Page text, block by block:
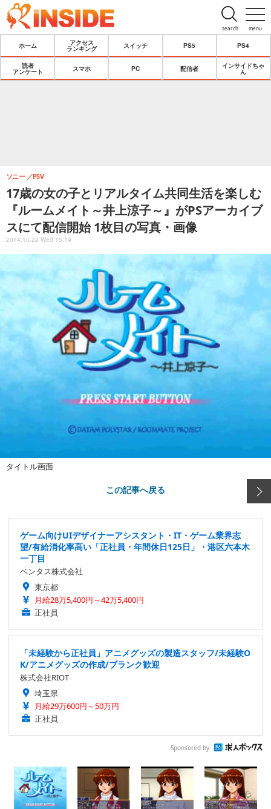
menu
search
ホーム
アクセス
ランキング
スイッチ PS5 PS4
読者
アンケート
スマホ PC 配信者
インサイドちゃ
ん
17歳の女の子とリアルタイム共同生活を楽しむ
『ルームメイト～井上涼子～』がPSアーカイブ
スにて配信開始 1枚目の写真・画像
ソニー PSV
2014.10.22 Wed 15:19
タイトル画面
この記事へ戻る
ゲーム向けUIデザイナーアシスタント・IT・ゲーム業界志
望/有給消化率高い「正社員・年間休日125日」・港区六本木
一丁目
ベンタス株式会社
東京都
月給28万5,400円～42万5,400円
正社員
「未経験から正社員」アニメグッズの製造スタッフ/未経験O
K/アニメグッズの作成/ブランク歓迎
株式会社RIOT
埼玉県
月給29万600円～50万円
正社員
Sponsored by